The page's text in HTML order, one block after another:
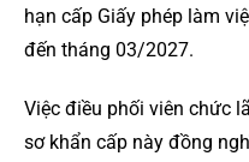
hạn cấp Giấy phép làm
đến tháng 03/2027.
Việc điều phối viên chức
sơ khẩn cấp này đồng